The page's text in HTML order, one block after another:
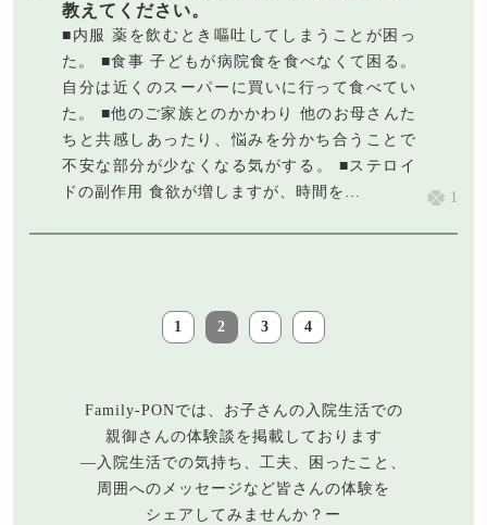
教えてください。
■内服 薬を飲むとき嘔吐してしまうことが困っ
た。 ■食事 子どもが病院食を食べなくて困る。
自分は近くのスーパーに買いに行って食べてい
た。 ■他のご家族とのかかわり 他のお母さんた
ちと共感しあったり、悩みを分かち合うことで
不安な部分が少なくなる気がする。 ■ステロイ
ドの副作用 食欲が増しますが、時間を…
1
1 2 3 4
Family-PONでは、お子さんの入院生活での
親御さんの体験談を掲載しております
―入院生活での気持ち、工夫、困ったこと、
周囲へのメッセージなど皆さんの体験を
シェアしてみませんか？ー